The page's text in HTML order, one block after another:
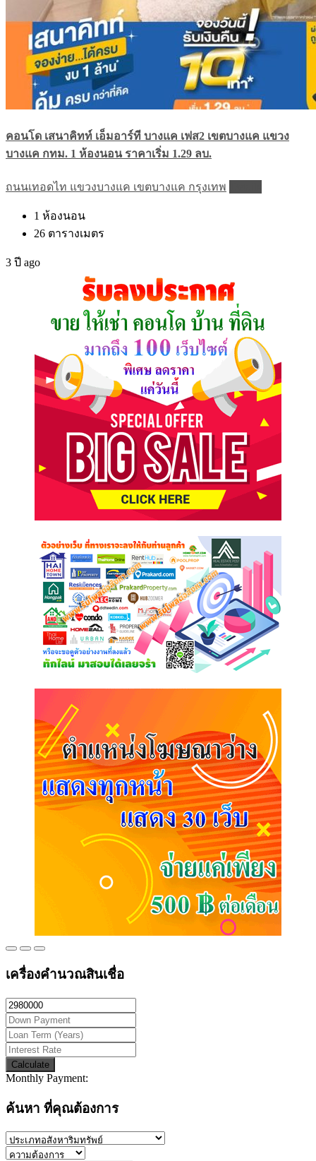
คอนโด เสนาคิทท์ เอ็มอาร์ที บางแค เฟส2 เขตบางแค แขวง
บางแค กทม. 1 ห้องนอน ราคาเริ่ม 1.29 ลบ.
ถนนเทอดไท แขวงบางแค เขตบางแค กรุงเทพ
1 ห้องนอน
26 ตารางเมตร
3 ปี ago
เครื่องคำนวณสินเชื่อ
Calculate
Monthly Payment:
ค้นหา ที่คุณต้องการ